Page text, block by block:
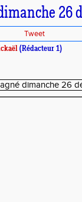
26
Tweet
(Rédacteur 1)